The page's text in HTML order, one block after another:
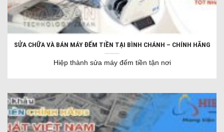
SỬA CHỮA VÀ BÁN MÁY ĐẾM TIỀN TẠI BÌNH CHÁNH – CHÍNH HÃNG
Hiệp thành sửa máy đếm tiền tận nơi